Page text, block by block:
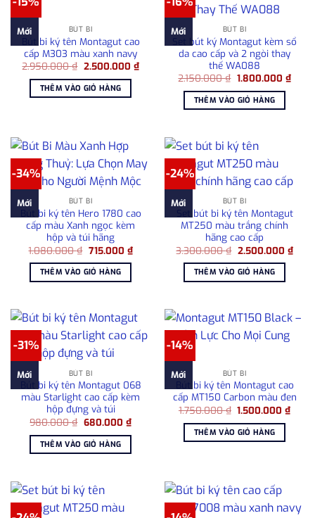
Mới BÚT BI
Bút bi ký tên Montagut cao
cấp M303 màu xanh navy
2.950.000₫ Giá
là:
2.950.000 ₫.
2.500.000 ₫Giá
hiện
2.500.000 ₫.
THÊM VÀO GIỎ HÀNG
Mới BÚT BI
Set bút ký Montagut kèm sổ
da cao cấp và 2 ngòi thay
thế WA088
2.150.000₫ Giá
là:
2.150.000 ₫.
1.800.000 ₫Giá
hiện
THÊM VÀO GIỎ HÀNG
-34%
Mới BÚT BI
Bút bi ký tên Hero 1780 cao
cấp màu Xanh ngọc kèm
hộp và túi hãng
1.080.000₫ Giá
là:
1.080.000 ₫.
715.000 ₫Giá
hiện
THÊM VÀO GIỎ HÀNG
-24%
Mới BÚT BI
Set bút bi ký tên Montagut
MT250 màu trắng chính
hãng cao cấp
3.300.000₫ Giá
là:
3.300.000 ₫.
2.500.000 ₫Giá
hiện
THÊM VÀO GIỎ HÀNG
-31%
Mới BÚT BI
Bút bi ký tên Montagut 068
màu Starlight cao cấp kèm
hộp đựng và túi
980.000₫ Giá
là:
980.000 ₫.
680.000 ₫Giá
hiện
680.000 ₫.
THÊM VÀO GIỎ HÀNG
-14%
Mới BÚT BI
Bút bi ký tên Montagut cao
cấp MT150 Carbon màu đen
1.750.000₫ Giá
là:
1.750.000 ₫.
1.500.000₫Giá
hiện
THÊM VÀO GIỎ HÀNG